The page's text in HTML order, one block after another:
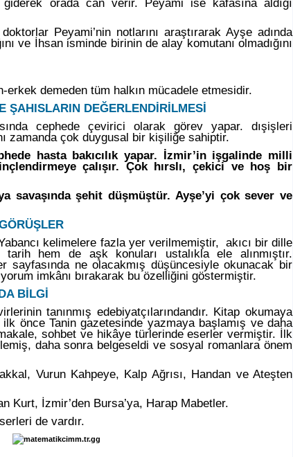
Peyami’nin notlarını araştırarak Ayşe adında
ve İhsan isminde birinin de alay komutanı olmadığını
erkek demeden tüm halkın mücadele etmesidir.
ŞAHISLARIN DEĞERLENDİRİLMESİ
cephede çevirici olarak görev yapar. dışişleri
zamanda çok duygusal bir kişiliğe sahiptir.
hasta bakıcılık yapar. İzmir’in işgalinde milli
çalışır. Çok hırslı, çekici ve hoş bir
savaşında şehit düşmüştür. Ayşe’yi çok sever ve
kelimelere fazla yer verilmemiştir, akıcı bir dille
hem de aşk konuları ustalıkla ele alınmıştır.
sayfasında ne olacakmış düşüncesiyle okunacak bir
imkânı bırakarak bu özelliğini göstermiştir.
BİLGİ
tanınmış edebiyatçılarındandır. Kitap okumaya
önce Tanin gazetesinde yazmaya başlamış ve daha
sohbet ve hikâye türlerinde eserler vermiştir. İlk
daha sonra belgeseldi ve sosyal romanlara önem
Vurun Kahpeye, Kalp Ağrısı, Handan ve Ateşten
Kurt, İzmir’den Bursa’ya, Harap Mabetler.
de vardır.